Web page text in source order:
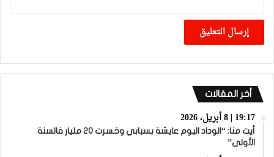
أخر المقالات
19:17 | 8 أبريل، 2026
أيت منا: “الوداد اليوم عايشة بسبابي وخسرت 20 مليار فالسنة
الأولى”